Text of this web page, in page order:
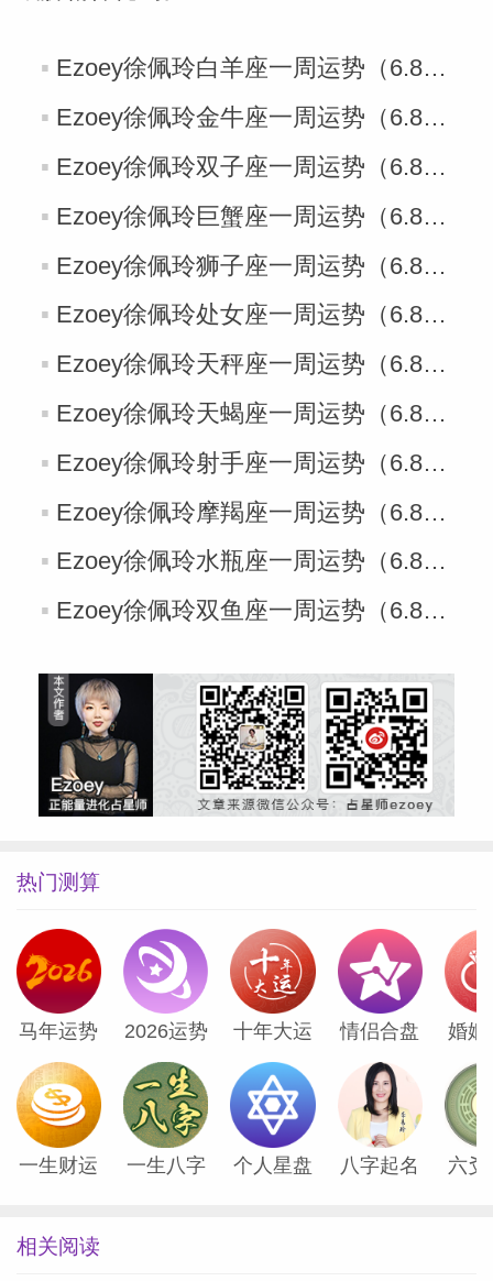
Ezoey徐佩玲白羊座一周运势（6.8-6.14）
Ezoey徐佩玲金牛座一周运势（6.8-6.14）
Ezoey徐佩玲双子座一周运势（6.8-6.14）
Ezoey徐佩玲巨蟹座一周运势（6.8-6.14）
Ezoey徐佩玲狮子座一周运势（6.8-6.14）
Ezoey徐佩玲处女座一周运势（6.8-6.14）
Ezoey徐佩玲天秤座一周运势（6.8-6.14）
Ezoey徐佩玲天蝎座一周运势（6.8-6.14）
Ezoey徐佩玲射手座一周运势（6.8-6.14）
Ezoey徐佩玲摩羯座一周运势（6.8-6.14）
Ezoey徐佩玲水瓶座一周运势（6.8-6.14）
Ezoey徐佩玲双鱼座一周运势（6.8-6.14）
热门测算
马年运势 2026运势 十年大运 情侣合盘 婚姻
一生财运 一生八字 个人星盘 八字起名 六爻
相关阅读